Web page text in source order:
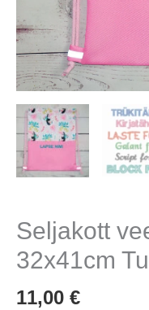
Seljakott
32x41cm
11,00 €